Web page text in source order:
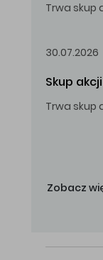
Trwa skup
30.07.2026
Skup akcji
Zobacz